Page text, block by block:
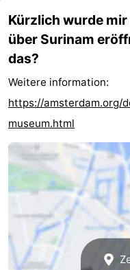
Kürzlich wurde
über Surinam
das?
Weitere information:
https://amsterdam.org/
museum.html